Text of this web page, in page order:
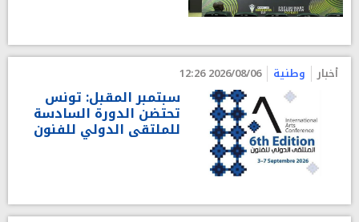
أخبار وطنية 2026/08/06 12:26
سبتمبر المقبل: تونس
تحتضن الدورة السادسة
للملتقى الدولي للفنون